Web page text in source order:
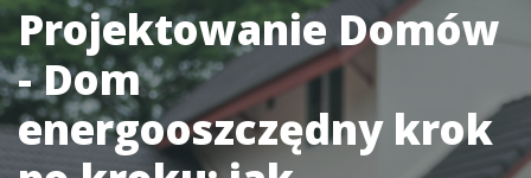
Projektowanie Domów
- Dom
energooszczędny krok